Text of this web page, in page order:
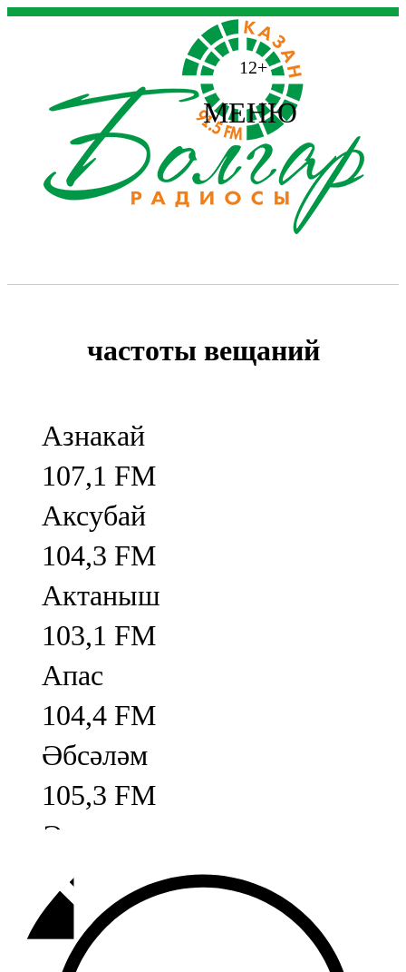
12+
МЕНЮ
частоты вещаний
Азнакай
107,1 FM
Аксубай
104,3 FM
Актаныш
103,1 FM
Апас
104,4 FM
Әбсәләм
105,3 FM
Әлмәт
92,9 FM
Базарлы матак
107,1 FM